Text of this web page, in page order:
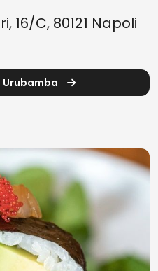
16/C, 80121 Napoli
Urubamba